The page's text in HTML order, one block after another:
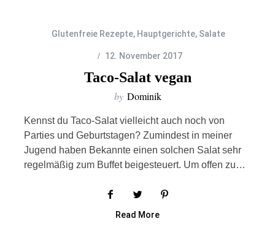
Glutenfreie Rezepte, Hauptgerichte, Salate
12. November 2017
Taco-Salat vegan
by Dominik
Kennst du Taco-Salat vielleicht auch noch von
Parties und Geburtstagen? Zumindest in meiner
Jugend haben Bekannte einen solchen Salat sehr
regelmäßig zum Buffet beigesteuert. Um offen zu…
Read More